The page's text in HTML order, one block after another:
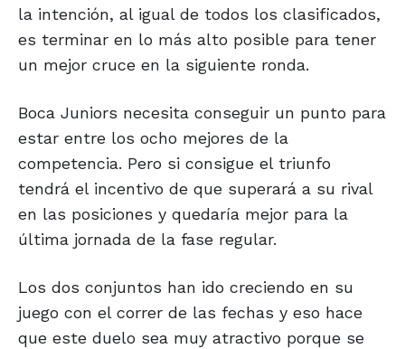
la intención, al igual de todos los clasificados,
es terminar en lo más alto posible para tener
un mejor cruce en la siguiente ronda.
Boca Juniors necesita conseguir un punto para
estar entre los ocho mejores de la
competencia. Pero si consigue el triunfo
tendrá el incentivo de que superará a su rival
en las posiciones y quedaría mejor para la
última jornada de la fase regular.
Los dos conjuntos han ido creciendo en su
juego con el correr de las fechas y eso hace
que este duelo sea muy atractivo porque se